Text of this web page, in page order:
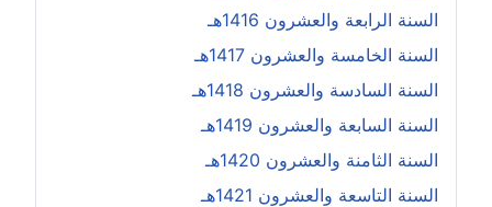
السنة الرابعة والعشرون 1416هـ
السنة الخامسة والعشرون 1417هـ
السنة السادسة والعشرون 1418هـ
السنة السابعة والعشرون 1419هـ
السنة الثامنة والعشرون 1420هـ
السنة التاسعة والعشرون 1421هـ